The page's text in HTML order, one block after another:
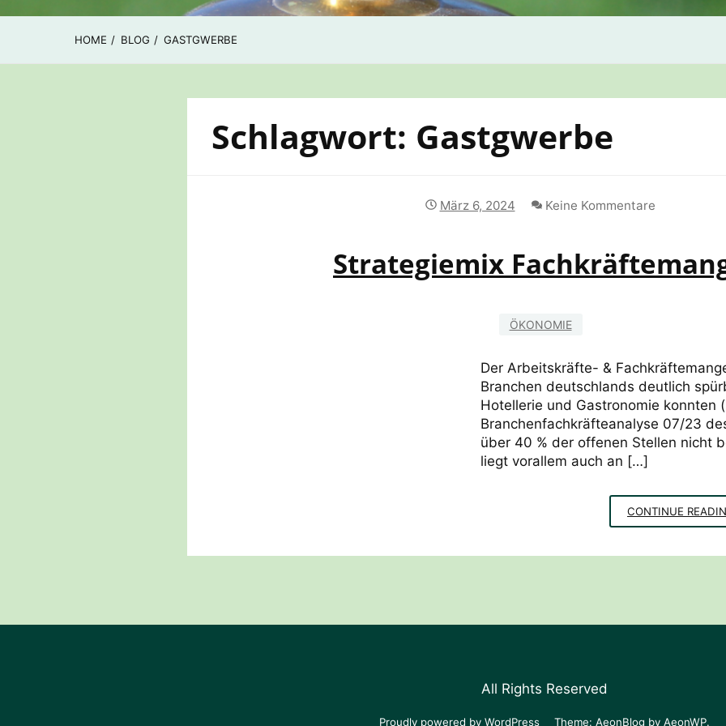
HOME BLOG GASTGWERBE
Schlagwort: Gastgwerbe
März 6, 2024 Keine Kommentare
Strategiemix
ÖKONOMIE
Der Arbeitskräfte- &
Branchen deutschlands deutlich
Hotellerie und Gastronomie konnten
Branchenfachkräfteanalyse 07/23
über 40 % der offenen Stellen nicht
liegt vorallem auch an […]
CONTINUE
All Rights Reserved
Proudly powered by WordPress Theme: AeonBlog by AeonWP.